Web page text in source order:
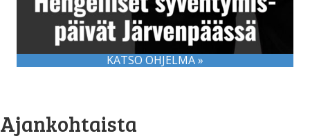
KATSO OHJELMA »
Ajankohtaista